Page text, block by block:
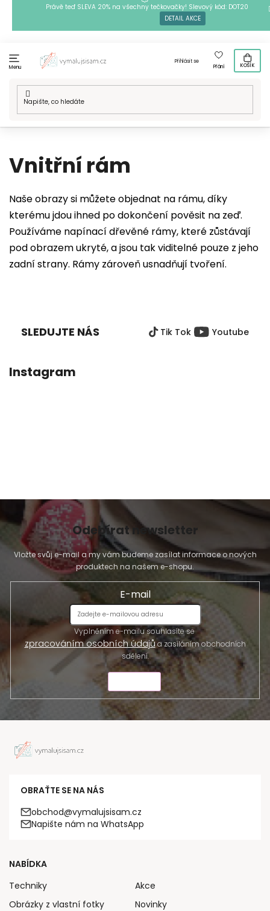
Právě teď SLEVA 20% na všechny tečkovačky! Slevový kód: DOT20
DETAIL AKCE
Menu
Přihlásit se
Přání
KOŠÍK
Domů
/ Slovník pojmů / Vnitřní rám
Vnitřní rám
Naše obrazy si můžete objednat na rámu, díky
kterému jdou ihned po dokončení pověsit na zeď.
Používáme napínací dřevěné rámy, které zůstávají
pod obrazem ukryté, a jsou tak viditelné pouze z jeho
zadní strany. Rámy zároveň usnadňují tvoření.
SLEDUJTE NÁS Tik Tok Youtube
Instagram
Odebírat newsletter
Vložte svůj e-mail a my vám budeme zasílat informace o nových
produktech na našem e-shopu.
E-mail
Vyplněním e-mailu souhlasíte se
zpracováním osobních údajůa zasíláním obchodních
sdělení.
OBRAŤTE SE NA NÁS
obchod@vymalujsisam.cz
Napište nám na WhatsApp
NABÍDKA
Techniky
Obrázky z vlastní fotky
Akce
Novinky